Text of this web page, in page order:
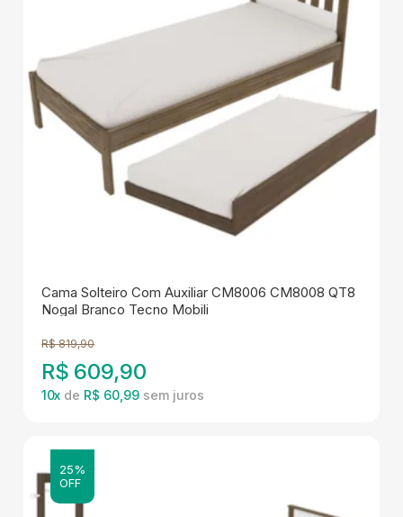
Cama Solteiro Com Auxiliar CM8006 CM8008 QT8
Nogal Branco Tecno Mobili
R$ 819,90
R$ 609,90
10x de R$ 60,99
25%
OFF